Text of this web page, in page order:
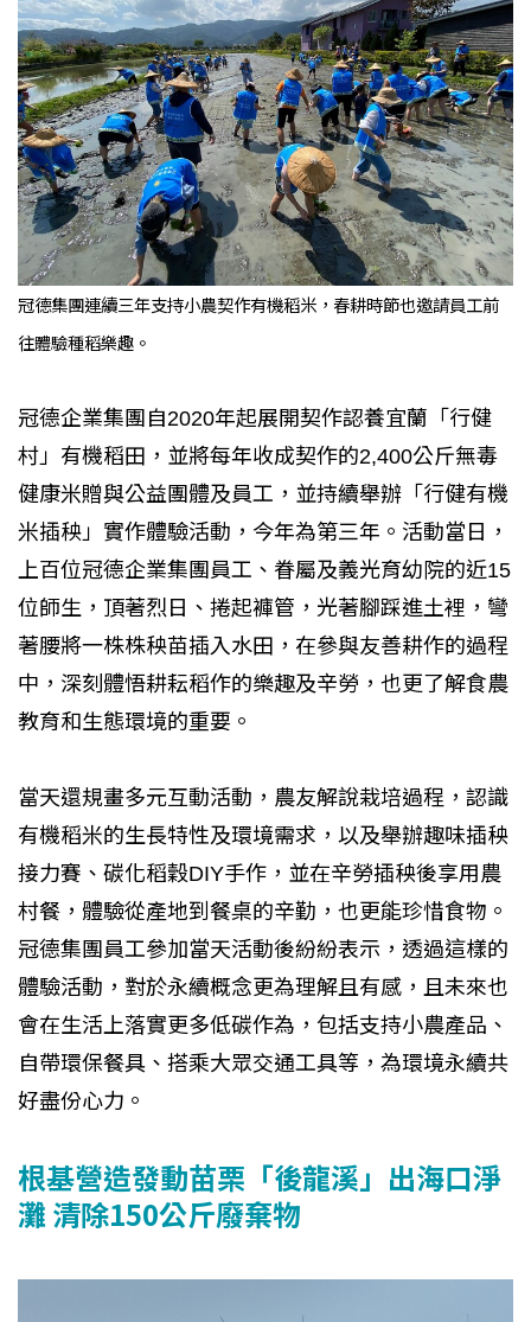
冠德集團連續三年支持小農契作有機稻米，春耕時節也邀請員工前
往體驗種稻樂趣。
冠德企業集團自2020年起展開契作認養宜蘭「行健
村」有機稻田，並將每年收成契作的2,400公斤無毒
健康米贈與公益團體及員工，並持續舉辦「行健有機
米插秧」實作體驗活動，今年為第三年。活動當日，
上百位冠德企業集團員工、眷屬及義光育幼院的近15
位師生，頂著烈日、捲起褲管，光著腳踩進土裡，彎
著腰將一株株秧苗插入水田，在參與友善耕作的過程
中，深刻體悟耕耘稻作的樂趣及辛勞，也更了解食農
教育和生態環境的重要。
當天還規畫多元互動活動，農友解說栽培過程，認識
有機稻米的生長特性及環境需求，以及舉辦趣味插秧
接力賽、碳化稻穀DIY手作，並在辛勞插秧後享用農
村餐，體驗從產地到餐桌的辛勤，也更能珍惜食物。
冠德集團員工參加當天活動後紛紛表示，透過這樣的
體驗活動，對於永續概念更為理解且有感，且未來也
會在生活上落實更多低碳作為，包括支持小農產品、
自帶環保餐具、搭乘大眾交通工具等，為環境永續共
好盡份心力。
根基營造發動苗栗「後龍溪」出海口淨
灘 清除150公斤廢棄物